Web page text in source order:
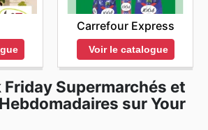
Carrefour Express
Voir le catalogue
Supermarchés et
sur Your